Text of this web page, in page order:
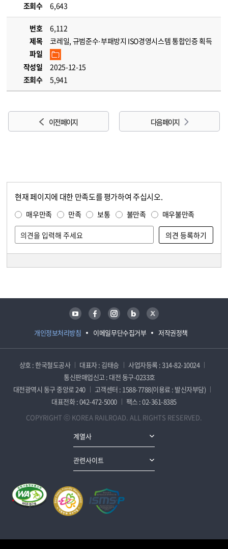
조회수
6,643
번호
6,112
제목
코레일, 규범준수·부패방지 ISO경영시스템 통합인증 획득
파일
작성일
2025-12-15
조회수
5,941
이전 페이지 다음 페이지
현재 페이지에 대한 만족도를 평가하여 주십시오.
매우만족 만족 보통 불만족 매우불만족
개인정보처리방침 이메일무단수집거부 저작권정책
유튜브 페이스북 인스타그램 블로그 트위터
상호 : 한국철도공사 대표자 : 김태승
사업자등록 : 314-82-10024
통신판매업신고 : 대전 동구-0233호
대전광역시 동구 중앙로 240
고객센터 : 1588-7788(이용료 : 발신자부담)
대표전화 : 042-472-5000
팩스 : 02-361-8385
COPYRIGHT ⓒ KOREA RAILROAD. ALL RIGHTS RESERVED.
계열사
관련사이트